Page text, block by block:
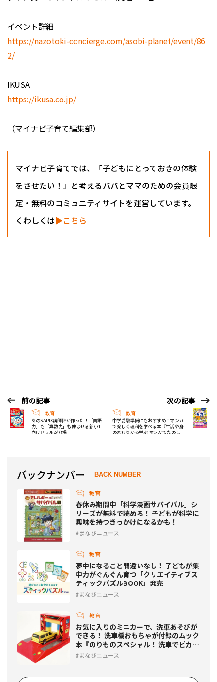
イベント詳細
https://nazotoki-concierge.com/asobi-planet/event/86
2/
IKUSA
https://ikusa.co.jp/
（マイナビ子育て編集部）
マイナビ子育てでは、「子どもにとっておきの体験
をさせたい！」と考えるパパとママのための会員限
定・無料のコミュニティサイトを運営しています。
くわしくは▶こちら
前の記事
教育
あのSAPIX講師陣が作った！「国語
力」も「算数力」も伸ばせる新小1
向けドリルが登場
次の記事
教育
中学受験準備にもおすすめ！マンガ
で楽しく理科を学べる本『生活や身
のまわりから学ぶ マンガでたのしい
バックナンバー BACK NUMBER
教育
春休み期間中「科学漫画サバイバル」シ
リーズが無料で読める！ 子どもが科学に
興味を持つきっかけになるかも！
まなびニュース
教育
夢中になること間違いなし！ 子どもが集
中力がぐんぐん育つ「クリエイティブス
ティックパズルBOOK」発売
まなびニュース
教育
お気に入りのミニカーで、洗車あそびが
できる！ 洗車機おもちゃが付録のムック
本『のりものスペシャル！ 洗車でピカピ
カブック』が発売
まなびニュース